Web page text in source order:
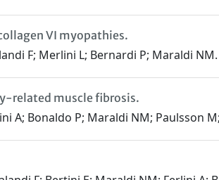
VI myopathies.
F; Merlini L; Bernardi P; Maraldi NM.
related muscle fibrosis.
A; Bonaldo P; Maraldi NM; Paulsson